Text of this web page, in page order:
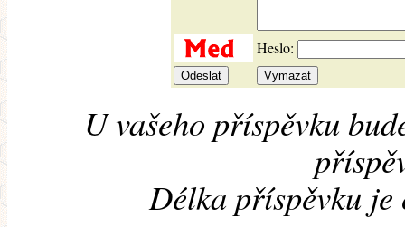
Heslo:
U vašeho příspěvku
Délka příspěvku je